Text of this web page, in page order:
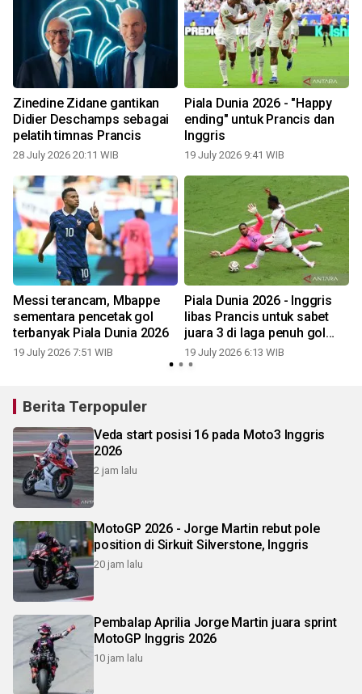
Zinedine Zidane gantikan
Didier Deschamps sebagai
pelatih timnas Prancis
28 July 2026 20:11 WIB
Piala Dunia 2026 - "Happy
ending" untuk Prancis dan
Inggris
19 July 2026 9:41 WIB
Messi terancam, Mbappe
sementara pencetak gol
terbanyak Piala Dunia 2026
19 July 2026 7:51 WIB
Piala Dunia 2026 - Inggris
libas Prancis untuk sabet
juara 3 di laga penuh gol
dan tawa
19 July 2026 6:13 WIB
Berita Terpopuler
Veda start posisi 16 pada Moto3 Inggris
2026
2 jam lalu
MotoGP 2026 - Jorge Martin rebut pole
position di Sirkuit Silverstone, Inggris
20 jam lalu
Pembalap Aprilia Jorge Martin juara sprint
MotoGP Inggris 2026
10 jam lalu